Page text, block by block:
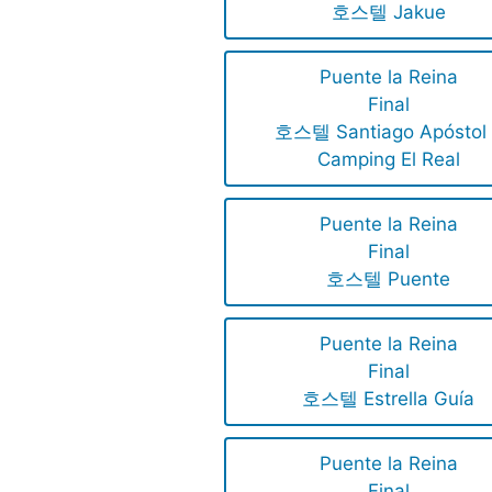
호스텔 Jakue
Puente la Reina
Final
호스텔 Santiago Apóstol
Camping El Real
Puente la Reina
Final
호스텔 Puente
Puente la Reina
Final
호스텔 Estrella Guía
Puente la Reina